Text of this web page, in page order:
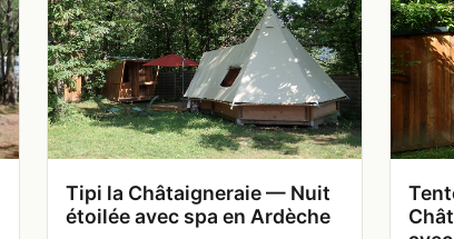
Tipi la Châtaigneraie — Nuit
étoilée avec spa en Ardèche